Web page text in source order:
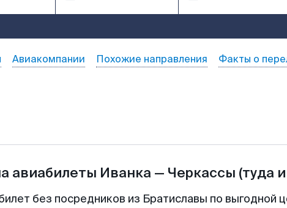
Авиакомпании Похожие направления Факты о
авиабилеты Иванка — Черкассы (туда
без посредников из Братиславы по выгодной